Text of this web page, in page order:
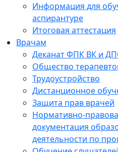
Информация для
аспирантуре
Итоговая аттестация
Врачам
Деканат ФПК ВК и
Общество
Трудоустройство
Дистанционное
Защита прав врачей
Нормативно-
документация
деятельности по